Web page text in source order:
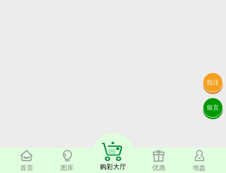
首页 图库 购彩大厅 优惠 地盘
投注
留言